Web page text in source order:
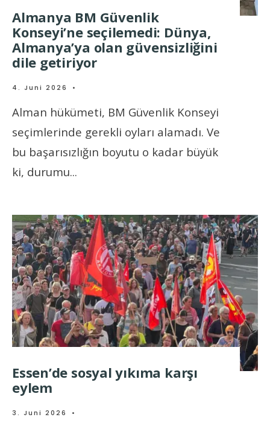
Almanya BM Güvenlik
Konseyi’ne seçilemedi: Dünya,
Almanya’ya olan güvensizliğini
dile getiriyor
4. Juni 2026 •
Alman hükümeti, BM Güvenlik Konseyi
seçimlerinde gerekli oyları alamadı. Ve
bu başarısızlığın boyutu o kadar büyük
ki, durumu...
Essen’de sosyal yıkıma karşı
eylem
3. Juni 2026 •